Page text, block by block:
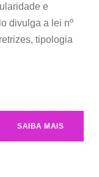
e
divulga a lei nº
tipologia
SAIBA MAIS